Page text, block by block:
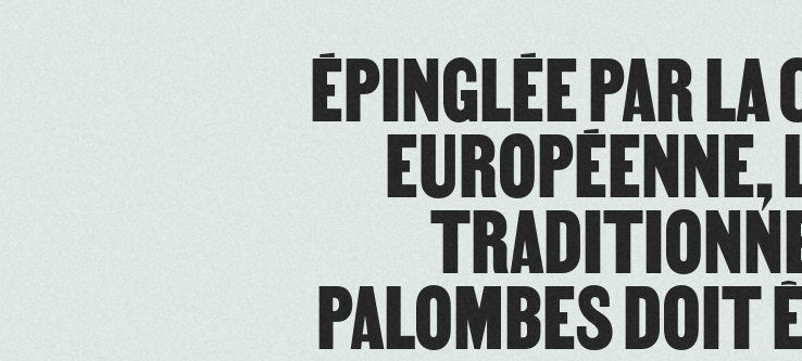
ÉPINGLÉE PAR
EUROPÉENNE,
PALOMBES DOIT